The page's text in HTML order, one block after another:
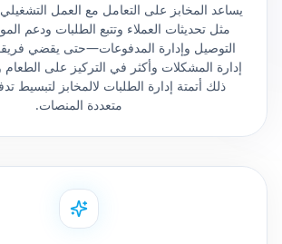
يساعد المخابز على التعامل مع العمل
مثل تحديثات العملاء وتتبع الطلبات ودعم
التوصيل وإدارة المدفوعات—حتى يقضي
إدارة المشكلات وأكثر في التركيز على
ذلك أتمتة إدارة الطلبات لالمخابز لتبسيط
متعددة المنصات.